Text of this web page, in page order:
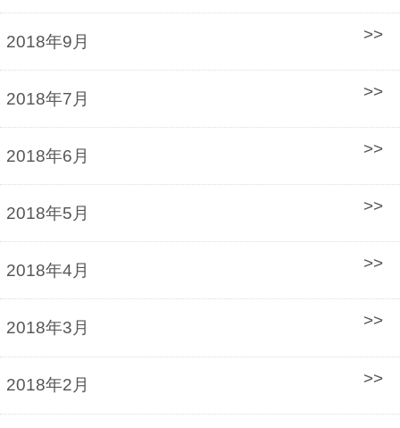
2018年9月
2018年7月
2018年6月
2018年5月
2018年4月
2018年3月
2018年2月